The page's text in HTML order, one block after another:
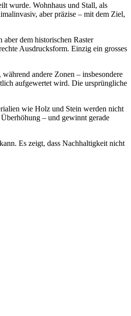
wurde. Wohnhaus und Stall, als
aber präzise – mit dem Ziel,
dem historischen Raster
Ausdrucksform. Einzig ein grosses
andere Zonen – insbesondere
aufgewertet wird. Die ursprüngliche
wie Holz und Stein werden nicht
– und gewinnt gerade
Es zeigt, dass Nachhaltigkeit nicht